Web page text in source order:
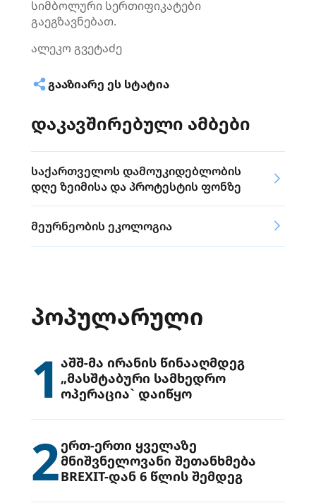
სიმბოლური სერთიფიკატები
გაეგზავნებათ.
ალეკო გვეტაძე
ᲒᲐᲐᲖᲘᲐᲠᲔ ᲔᲡ ᲡᲢᲐᲢᲘᲐ
დაკავშირებული ამბები
საქართველოს დამოუკიდებლობის
დღე ზეიმისა და პროტესტის ფონზე
მეურნეობის ეკოლოგია
ᲞᲝᲞᲣᲚᲐᲠᲣᲚᲘ
1 აშშ-მა ირანის წინააღმდეგ
„მასშტაბური სამხედრო
ოპერაცია` დაიწყო
2ერთ-ერთი ყველაზე
მნიშვნელოვანი შეთანხმება
BREXIT-დან 6 წლის შემდეგ